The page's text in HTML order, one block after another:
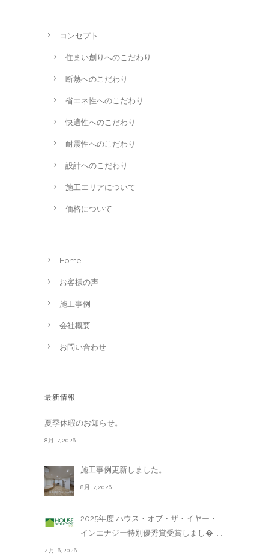
コンセプト
住まい創りへのこだわり
断熱へのこだわり
省エネ性へのこだわり
快適性へのこだわり
耐震性へのこだわり
設計へのこだわり
施工エリアについて
価格について
Home
お客様の声
施工事例
会社概要
お問い合わせ
最新情報
夏季休暇のお知らせ。
8月 7,2026
施工事例更新しました。
8月 7,2026
2025年度 ハウス・オブ・ザ・イヤー・
インエナジー特別優秀賞受賞しまし�. . .
4月 6,2026